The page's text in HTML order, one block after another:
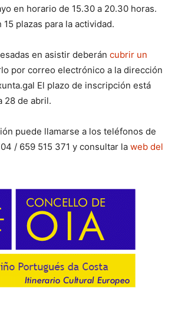
en horario de 15.30 a 20.30 horas.
plazas para la actividad.
en asistir deberán cubrir un
por correo electrónico a la dirección
El plazo de inscripción está
28 de abril.
puede llamarse a los teléfonos de
/ 659 515 371 y consultar la web del